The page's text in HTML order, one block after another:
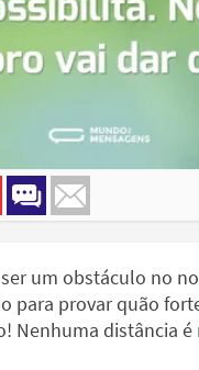
um obstáculo no
para provar quão
Nenhuma distância é